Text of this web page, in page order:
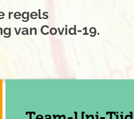
regels
van Covid-19.